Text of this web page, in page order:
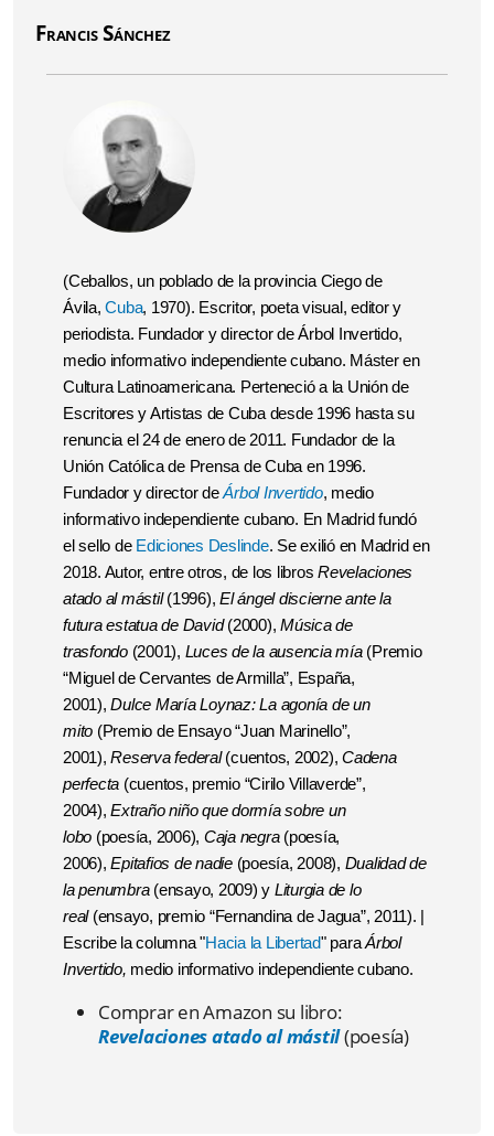
Francis Sánchez
(Ceballos, un poblado de la provincia Ciego de
Ávila,Cuba, 1970). Escritor, poeta visual, editor y
periodista. Fundador y director de Árbol Invertido,
medio informativo independiente cubano. Máster en
Cultura Latinoamericana. Perteneció a la Unión de
Escritores y Artistas de Cuba desde 1996 hasta su
renuncia el 24 de enero de 2011. Fundador de la
Unión Católica de Prensa de Cuba en 1996.
Fundador y director deÁrbol Invertido, medio
informativo independiente cubano. En Madrid fundó
el sello de Ediciones Deslinde. Se exilió en Madrid en
2018. Autor, entre otros, de los libros Revelaciones
atado al mástil(1996), El ángel discierne ante la
futura estatua de David(2000), Música de
trasfondo(2001), Luces de la ausencia mía(Premio
“Miguel de Cervantes de Armilla”, España,
2001),Dulce María Loynaz: La agonía de un
mito (Premio de Ensayo “Juan Marinello”,
2001),Reserva federal(cuentos, 2002), Cadena
perfecta (cuentos, premio “Cirilo Villaverde”,
2004),Extraño niño que dormía sobre un
lobo (poesía, 2006), Caja negra(poesía,
2006),Epitafios de nadie(poesía, 2008), Dualidad de
la penumbra(ensayo, 2009) y Liturgia de lo
real(ensayo, premio “Fernandina de Jagua”, 2011). |
Escribe la columna "Hacia la Libertad" paraÁrbol
Invertido, medio informativo independiente cubano.
Comprar en Amazon su libro:
Revelaciones atado al mástil(poesía)